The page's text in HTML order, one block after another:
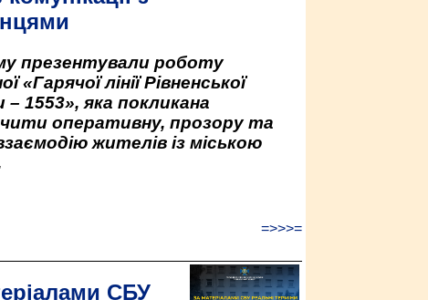
презентували роботу
«Гарячої лінії Рівненської
– 1553», яка покликана
оперативну, прозору та
жителів із міською
=>>>=
СБУ